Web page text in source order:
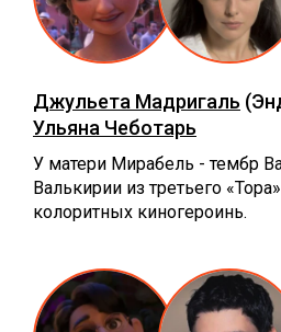
Джульета Мадригаль
Ульяна Чеботарь
У матери Мирабель - тембр
Валькирии из третьего
колоритных киногероинь.